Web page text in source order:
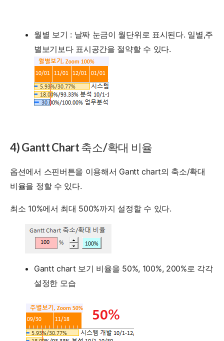
월별 보기 : 날짜 눈금이 월단위로 표시된다. 일별,주
별보기보다 표시공간을 절약할 수 있다.
4) Gantt Chart 축소/확대 비율
옵션에서 스핀버튼을 이용해서 Gantt chart의 축소/확대
비율을 정할 수 있다.
최소 10%에서 최대 500%까지 설정할 수 있다.
Gantt chart 보기 비율을 50%, 100%, 200%로 각각
설정한 모습